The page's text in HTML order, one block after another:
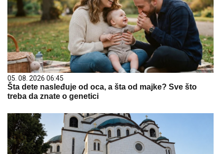
05. 08. 2026 06:45
Šta dete nasleđuje od oca, a šta od majke? Sve što
treba da znate o genetici